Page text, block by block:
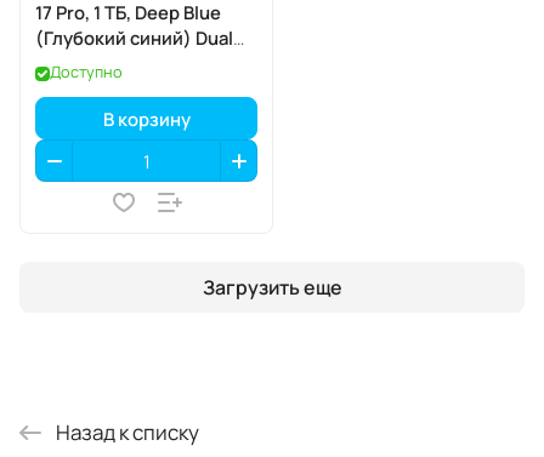
17 Pro, 1 ТБ, Deep Blue
(Глубокий синий) Dual
eSIM
Доступно
В корзину
Загрузить еще
Назад к списку